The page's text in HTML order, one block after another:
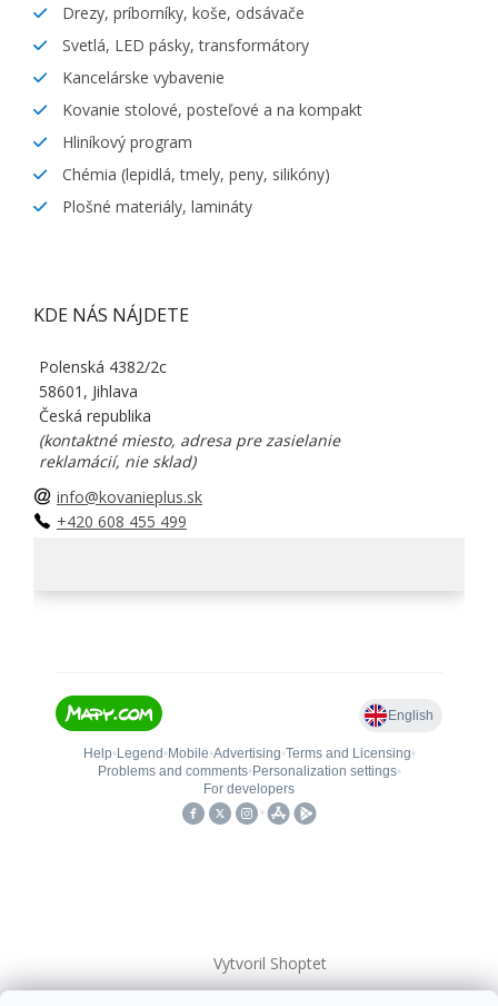
Drezy, príborníky, koše, odsávače
Svetlá, LED pásky, transformátory
Kancelárske vybavenie
Kovanie stolové, posteľové a na kompakt
Hliníkový program
Chémia (lepidlá, tmely, peny, silikóny)
Plošné materiály, lamináty
KDE NÁS NÁJDETE
Polenská 4382/2c
58601, Jihlava
Česká republika
(kontaktné miesto, adresa pre zasielanie
reklamácií, nie sklad)
info@kovanieplus.sk
+420 608 455 499
Vytvoril Shoptet